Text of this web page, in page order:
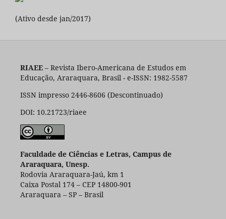
(Ativo desde jan/2017)
RIAEE– Revista Ibero-Americana de Estudos em
Educação, Araraquara, Brasil - e-ISSN: 1982-5587
ISSN impresso 2446-8606 (Descontinuado)
DOI: 10.21723/riaee
Faculdade de Ciências e Letras, Campus de
Araraquara, Unesp.
Rodovia Araraquara-Jaú, km 1
Caixa Postal 174 – CEP 14800-901
Araraquara – SP – Brasil